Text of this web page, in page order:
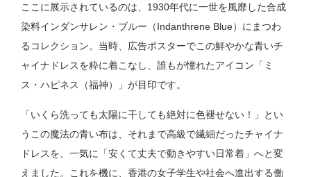
ここに展示されているのは、1930年代に一世を風靡した合成
染料インダンサレン・ブルー（Indanthrene Blue）にまつわ
るコレクション。当時、広告ポスターでこの鮮やかな青いチ
ャイナドレスを粋に着こなし、誰もが憧れたアイコン「ミ
ス・ハピネス（福神）」が目印です。
「いくら洗っても太陽に干しても絶対に色褪せない！」とい
うこの魔法の青い布は、それまで高級で繊細だったチャイナ
ドレスを、一気に「安くて丈夫で動きやすい日常着」へと変
えました。これを機に、香港の女子学生や社会へ進出する働